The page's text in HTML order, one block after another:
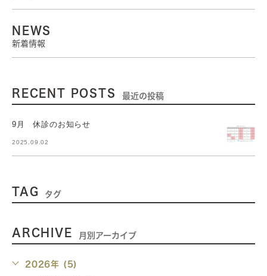
NEWS
新着情報
RECENT POSTS 最近の投稿
9月 休診のお知らせ
2025.09.02
TAG タグ
ARCHIVE 月別アーカイブ
2026年 (5)